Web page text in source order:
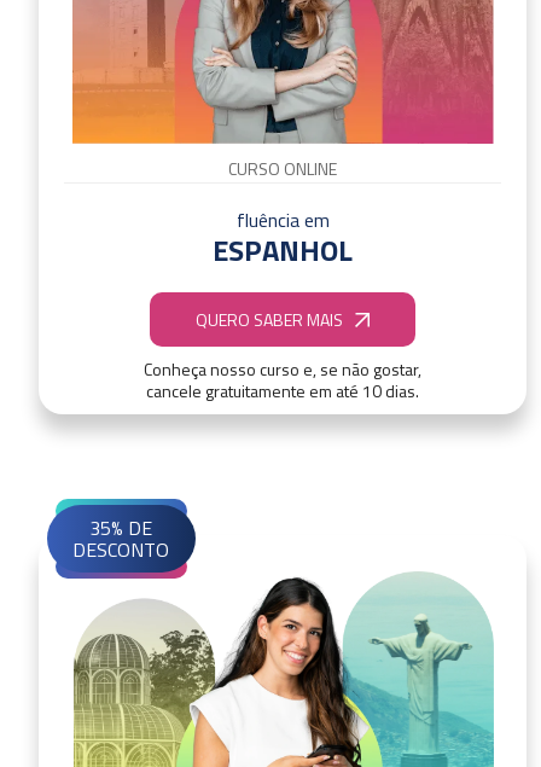
CURSO ONLINE
fluência em
ESPANHOL
QUERO SABER MAIS
Conheça nosso curso e, se não gostar,
cancele gratuitamente em até 10 dias.
35% DE
DESCONTO